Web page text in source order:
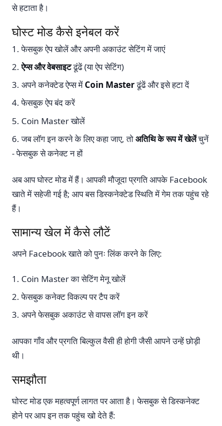
से हटाता है।
घोस्ट मोड कैसे इनेबल करें
फेसबुक ऐप खोलें और अपनी अकाउंट सेटिंग में जाएं
ऐप्स और वेबसाइटढूंढें (या ऐप सेटिंग)
अपने कनेक्टेड ऐप्स में Coin Masterढूंढें और इसे हटा दें
फेसबुक ऐप बंद करें
Coin Master खोलें
जब लॉग इन करने के लिए कहा जाए, तोअतिथि के रूप में खेलेंचुनें
- फेसबुक से कनेक्ट न हों
अब आप घोस्ट मोड में हैं। आपकी मौजूदा प्रगति आपके Facebook
खाते में सहेजी गई है; आप बस डिस्कनेक्टेड स्थिति में गेम तक पहुंच रहे
हैं।
सामान्य खेल में कैसे लौटें
अपने Facebook खाते को पुनः लिंक करने के लिए:
Coin Master का सेटिंग मेनू खोलें
फेसबुक कनेक्ट विकल्प पर टैप करें
अपने फेसबुक अकाउंट से वापस लॉग इन करें
आपका गाँव और प्रगति बिल्कुल वैसी ही होगी जैसी आपने उन्हें छोड़ी
थी।
समझौता
घोस्ट मोड एक महत्वपूर्ण लागत पर आता है। फेसबुक से डिस्कनेक्ट
होने पर आप इन तक पहुंच खो देते हैं: